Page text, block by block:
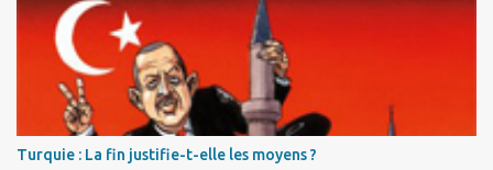
Turquie : La fin justifie-t-elle les moyens ?